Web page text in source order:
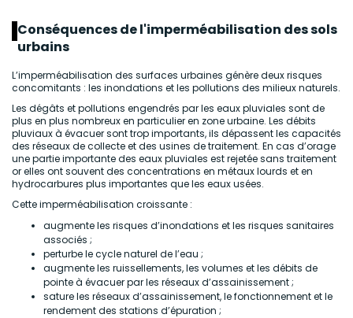
Conséquences de l'imperméabilisation des sols
urbains
L’imperméabilisation des surfaces urbaines génère deux risques
concomitants : les inondations et les pollutions des milieux naturels.
Les dégâts et pollutions engendrés par les eaux pluviales sont de
plus en plus nombreux en particulier en zone urbaine. Les débits
pluviaux à évacuer sont trop importants, ils dépassent les capacités
des réseaux de collecte et des usines de traitement. En cas d’orage
une partie importante des eaux pluviales est rejetée sans traitement
or elles ont souvent des concentrations en métaux lourds et en
hydrocarbures plus importantes que les eaux usées.
Cette imperméabilisation croissante :
augmente les risques d’inondations et les risques sanitaires
associés ;
perturbe le cycle naturel de l’eau ;
augmente les ruissellements, les volumes et les débits de
pointe à évacuer par les réseaux d’assainissement ;
sature les réseaux d’assainissement, le fonctionnement et le
rendement des stations d’épuration ;